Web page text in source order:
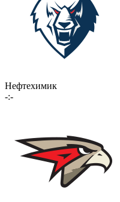
Нефтехимик
-:-